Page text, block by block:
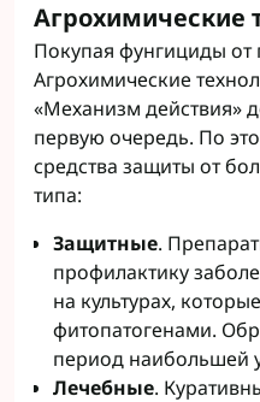
Агрохимические
Покупая фунгициды от
Агрохимические
«Механизм действия»
первую очередь. По
средства защиты от
типа:
Защитные.
профилактику
на культурах,
фитопатогенами.
период наибольшей
Лечебные.